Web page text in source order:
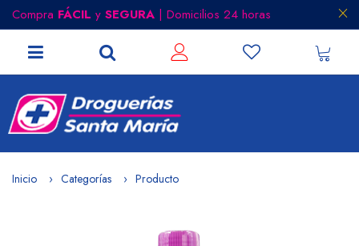
Compra FÁCIL y SEGURA | Domicilios 24 horas
Inicio Categorías Producto